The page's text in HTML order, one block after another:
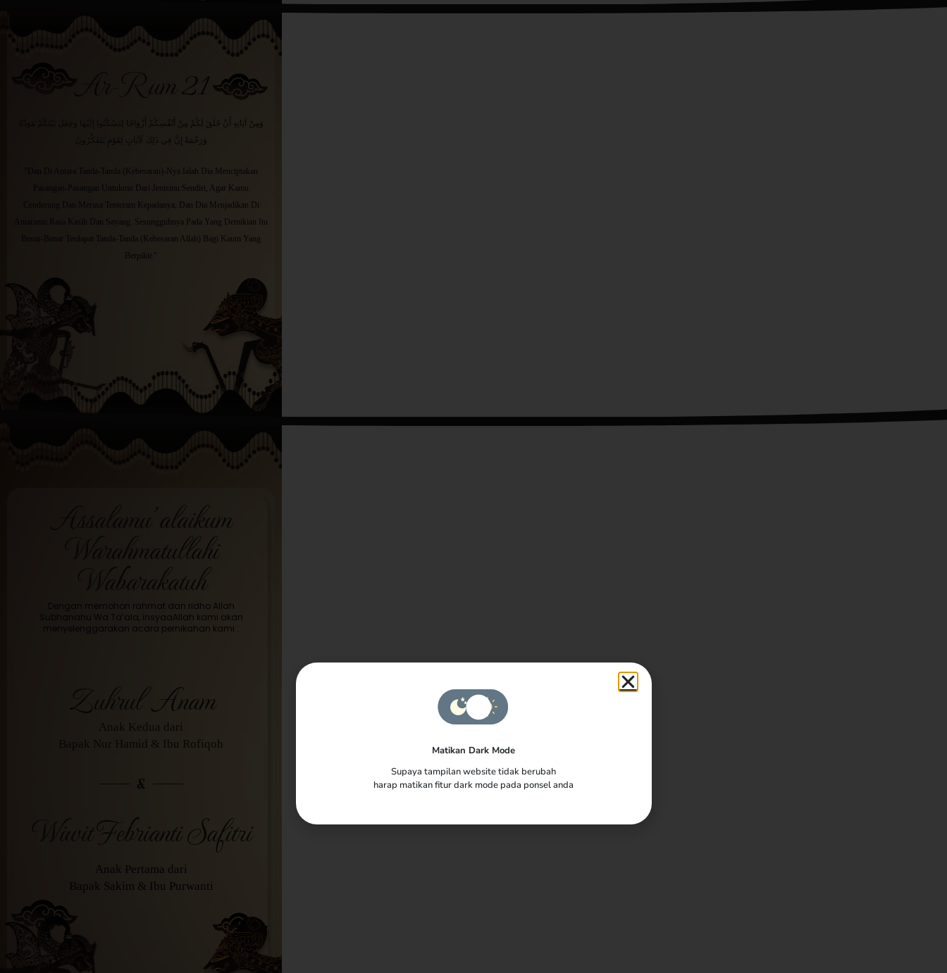
Ar-Rum 21
وَمِنْ آيَاتِهِ أَنْ خَلَقَ لَكُمْ مِنْ أَنْفُسِكُمْ أَزْوَاجًا لِتَسْكُنُوا إِلَيْهَا وَجَعَلَ بَيْنَكُمْ مَوَدَّةً
وَرَحْمَةً إِنَّ فِي ذَلِكَ لَآيَاتٍ لِقَوْمٍ يَتَفَكَّرُونَ
"Dan Di Antara Tanda-Tanda (Kebesaran)-Nya Ialah Dia Menciptakan
Pasangan-Pasangan Untukmu Dari Jenismu Sendiri, Agar Kamu
Cenderung Dan Merasa Tenteram Kepadanya, Dan Dia Menjadikan Di
Antaramu Rasa Kasih Dan Sayang. Sesungguhnya Pada Yang Demikian Itu
Benar-Benar Terdapat Tanda-Tanda (Kebesaran Allah) Bagi Kaum Yang
Berpikir."
Assalamu’alaikum
Warahmatullahi
Wabarakatuh
Dengan memohon rahmat dan ridho Allah
Subhanahu Wa Ta’ala, insyaaAllah kami akan
menyelenggarakan acara pernikahan kami :
Zuhrul Anam
Anak Kedua dari
Bapak Nur Hamid & Ibu Rofiqoh
&
Wiwit Febrianti Safitri
Anak Pertama dari
Bapak Sakim & Ibu Purwanti
Matikan Dark Mode
Supaya tampilan website tidak berubah
harap matikan fitur dark mode pada ponsel anda